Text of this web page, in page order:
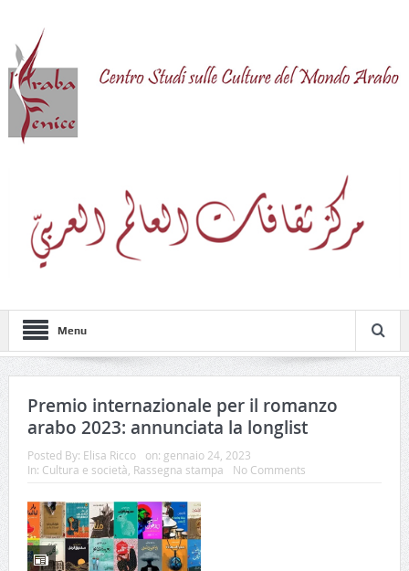
Menu
Premio internazionale per il romanzo
arabo 2023: annunciata la longlist
Posted By: Elisa Ricco on: gennaio 24, 2023
In: Cultura e società, Rassegna stampa No Comments